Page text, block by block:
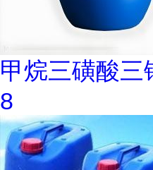
甲烷三磺酸三
8